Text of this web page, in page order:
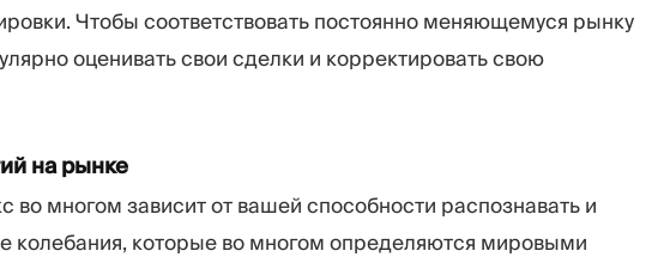
Чтобы соответствовать постоянно меняющемуся рынку
оценивать свои сделки и корректировать свою
на рынке
во многом зависит от вашей способности распознавать и
колебания, которые во многом определяются мировыми